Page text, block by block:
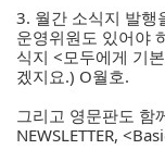
3. 월간 소식지 발행
운영위원도 있어야
식지 <모두에게 기
겠지요.) O월호.
그리고 영문판도 함
NEWSLETTER,